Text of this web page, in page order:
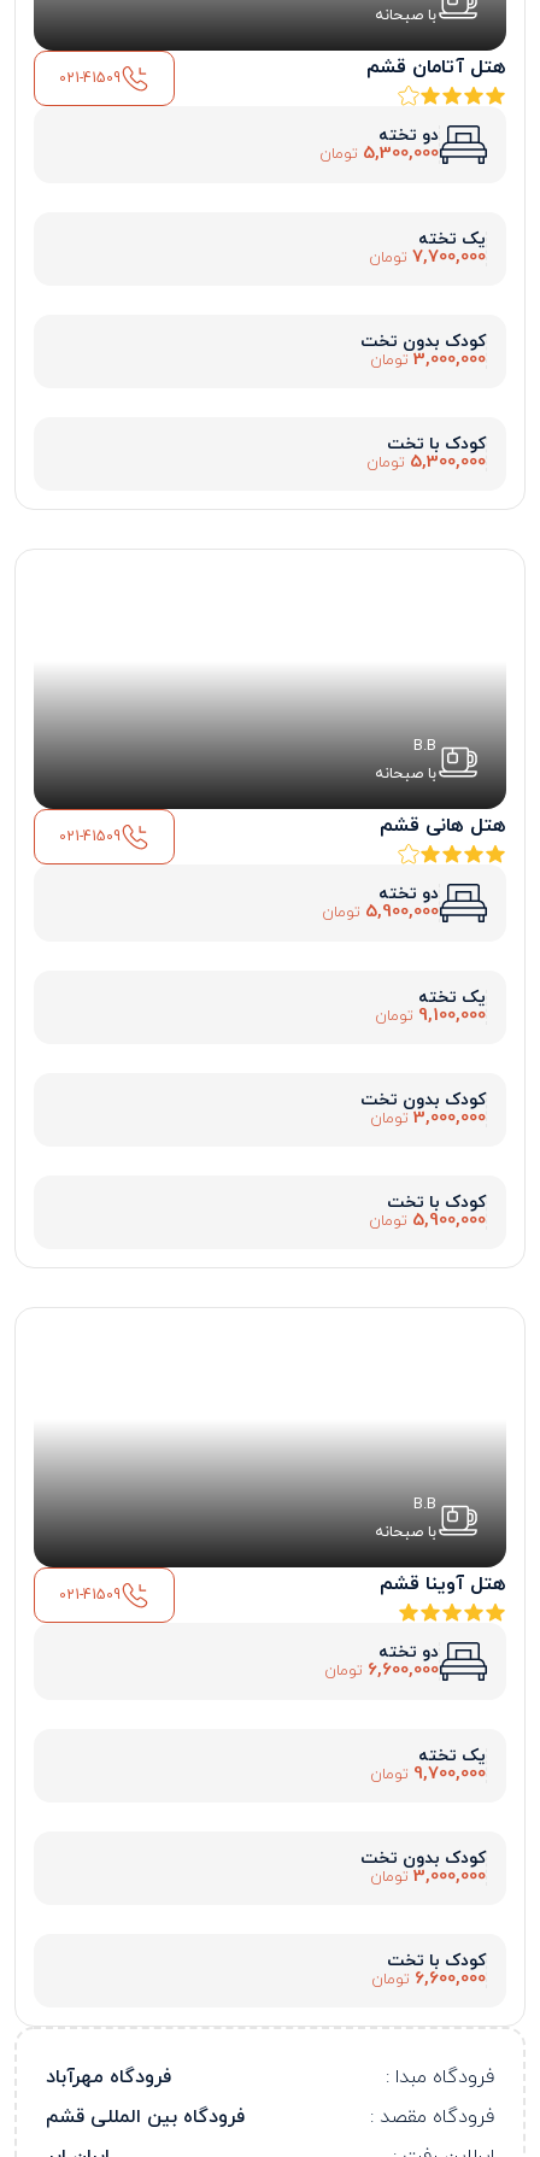
با صبحانه
هتل آتامان قشم 021-41509
دو تخته
5,300,000 تومان
یک تخته
7,700,000 تومان
کودک بدون تخت
3,000,000 تومان
کودک با تخت
5,300,000 تومان
B.B
با صبحانه
هتل هانی قشم 021-41509
دو تخته
5,900,000 تومان
یک تخته
9,100,000 تومان
کودک بدون تخت
3,000,000 تومان
کودک با تخت
5,900,000 تومان
B.B
با صبحانه
هتل آوینا قشم 021-41509
دو تخته
6,600,000 تومان
یک تخته
9,700,000 تومان
کودک بدون تخت
3,000,000 تومان
کودک با تخت
6,600,000 تومان
فرودگاه مبدا :
فرودگاه مهرآباد
فرودگاه مقصد :
فرودگاه بین المللی قشم